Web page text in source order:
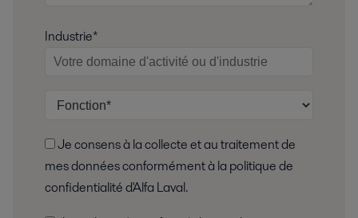
Industrie*
mes données conformément à la politique de
confidentialité d'Alfa Laval.